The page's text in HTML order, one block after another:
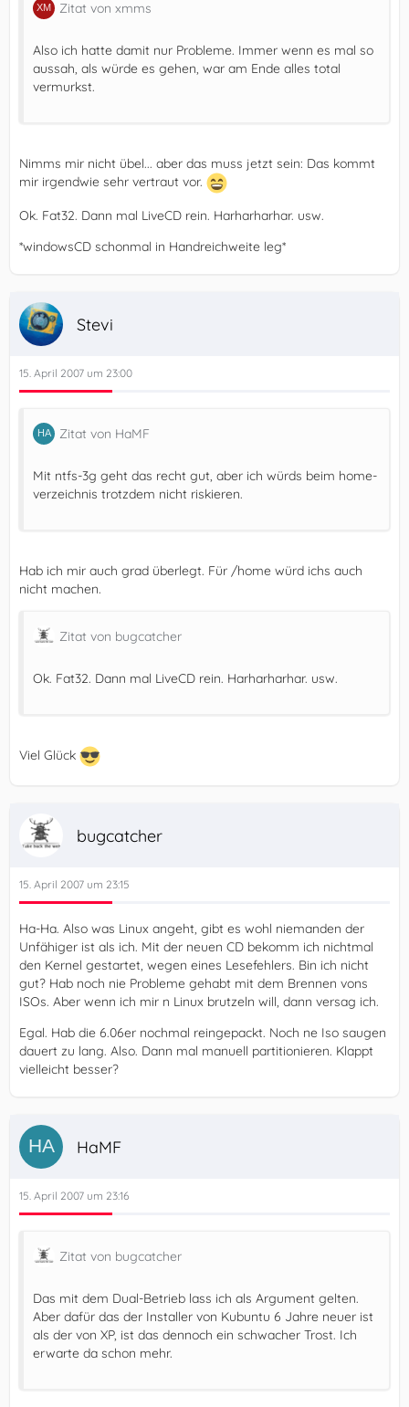
Zitat von xmms
Also ich hatte damit nur Probleme. Immer wenn es mal so
aussah, als würde es gehen, war am Ende alles total
vermurkst.
Nimms mir nicht übel... aber das muss jetzt sein: Das kommt
mir irgendwie sehr vertraut vor.
Ok. Fat32. Dann mal LiveCD rein. Harharharhar. usw.
*windowsCD schonmal in Handreichweite leg*
Stevi
15. April 2007 um 23:00
Zitat von HaMF
Mit ntfs-3g geht das recht gut, aber ich würds beim home-
verzeichnis trotzdem nicht riskieren.
Hab ich mir auch grad überlegt. Für /home würd ichs auch
nicht machen.
Zitat von bugcatcher
Ok. Fat32. Dann mal LiveCD rein. Harharharhar. usw.
Viel Glück
bugcatcher
15. April 2007 um 23:15
Ha-Ha. Also was Linux angeht, gibt es wohl niemanden der
Unfähiger ist als ich. Mit der neuen CD bekomm ich nichtmal
den Kernel gestartet, wegen eines Lesefehlers. Bin ich nicht
gut? Hab noch nie Probleme gehabt mit dem Brennen vons
ISOs. Aber wenn ich mir n Linux brutzeln will, dann versag ich.
Egal. Hab die 6.06er nochmal reingepackt. Noch ne Iso saugen
dauert zu lang. Also. Dann mal manuell partitionieren. Klappt
vielleicht besser?
HaMF
15. April 2007 um 23:16
Zitat von bugcatcher
Das mit dem Dual-Betrieb lass ich als Argument gelten.
Aber dafür das der Installer von Kubuntu 6 Jahre neuer ist
als der von XP, ist das dennoch ein schwacher Trost. Ich
erwarte da schon mehr.